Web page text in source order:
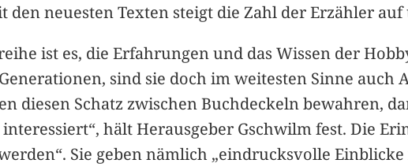
den neuesten Texten steigt die Zahl der Erzähler
ist es, die Erfahrungen und das Wissen der
sind sie doch im weitesten Sinne auch
diesen Schatz zwischen Buchdeckeln bewahren,
hält Herausgeber Gschwilm fest. Die
Sie geben nämlich „eindrucksvolle